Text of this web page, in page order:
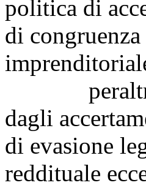
politica di
di
peraltro,
dagli
di evasione
reddituale